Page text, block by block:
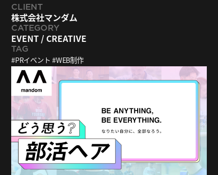
CLIENT
株式会社マンダム
CATEGORY
EVENT/ CREATIVE
TAG
PRイベント WEB制作